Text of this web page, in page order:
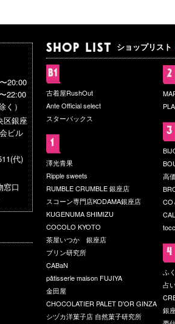
20:00
22:00
）
区銀座
ビル
代)
窓口
ショップリスト
古着屋RushOut
Ante Official select
スターバックス
澤光青果
Ripple sweets
RUMBLE CRUMBLE 銀座店
スコーン専門店KODAMA銀座店
KUGENUMA SHIMIZU
COCOLO KYOTO
茶屋いつか 銀座店
プリン研究所
CABaN
pâtisserie maison FUJIYA
金田屋
CHOCOLATIER PALET D'OR GINZA
シヅカ洋菓子店 自然菓子研究所
高
CO
ふ
占
銀